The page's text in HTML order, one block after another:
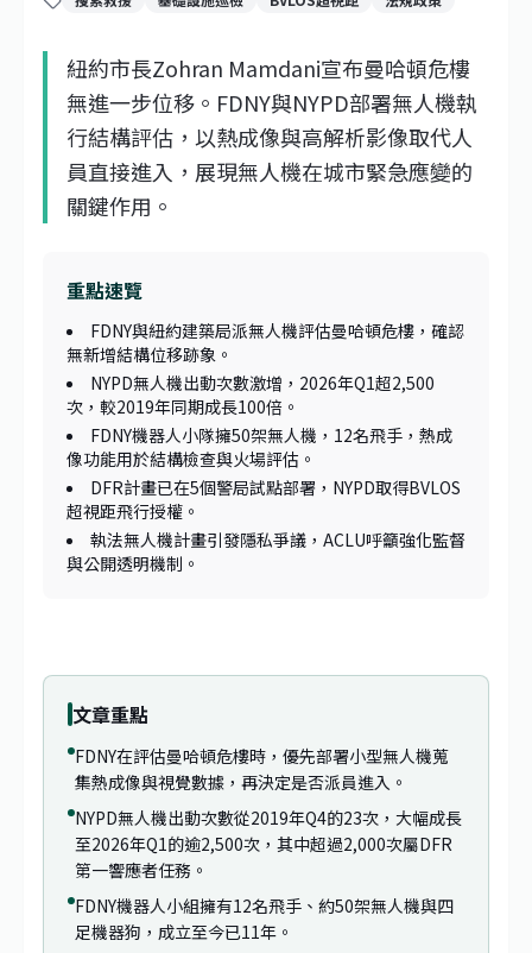
紐約市長Zohran Mamdani宣布曼哈頓危樓
無進一步位移。FDNY與NYPD部署無人機執
行結構評估，以熱成像與高解析影像取代人
員直接進入，展現無人機在城市緊急應變的
關鍵作用。
重點速覽
FDNY與紐約建築局派無人機評估曼哈頓危樓，確認
無新增結構位移跡象。
NYPD無人機出動次數激增，2026年Q1超2,500
次，較2019年同期成長100倍。
FDNY機器人小隊擁50架無人機，12名飛手，熱成
像功能用於結構檢查與火場評估。
DFR計畫已在5個警局試點部署，NYPD取得BVLOS
超視距飛行授權。
執法無人機計畫引發隱私爭議，ACLU呼籲強化監督
與公開透明機制。
文章重點
FDNY在評估曼哈頓危樓時，優先部署小型無人機蒐
集熱成像與視覺數據，再決定是否派員進入。
NYPD無人機出動次數從2019年Q4的23次，大幅成長
至2026年Q1的逾2,500次，其中超過2,000次屬DFR
第一響應者任務。
FDNY機器人小組擁有12名飛手、約50架無人機與四
足機器狗，成立至今已11年。